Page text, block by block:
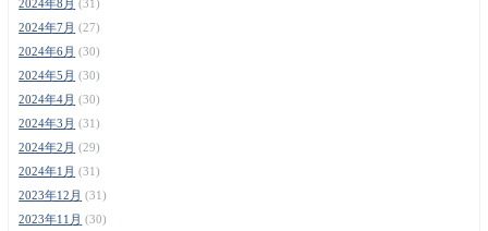
2024年8月 (31)
2024年7月 (27)
2024年6月 (30)
2024年5月 (30)
2024年4月 (30)
2024年3月 (31)
2024年2月 (29)
2024年1月 (31)
2023年12月 (31)
2023年11月 (30)